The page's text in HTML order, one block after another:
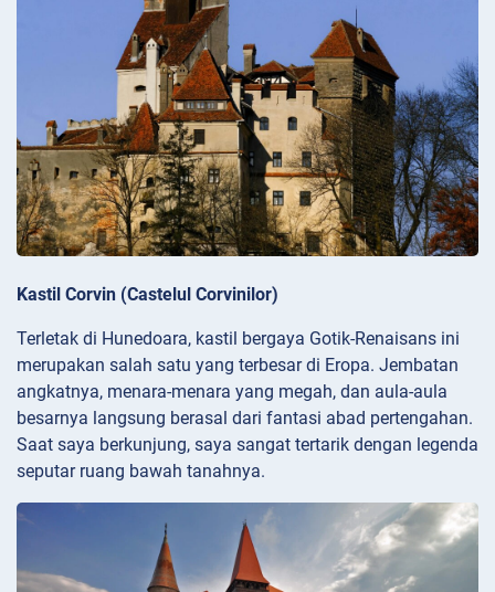
Kastil Corvin (Castelul Corvinilor)
Terletak di Hunedoara, kastil bergaya Gotik-Renaisans ini
merupakan salah satu yang terbesar di Eropa. Jembatan
angkatnya, menara-menara yang megah, dan aula-aula
besarnya langsung berasal dari fantasi abad pertengahan.
Saat saya berkunjung, saya sangat tertarik dengan legenda
seputar ruang bawah tanahnya.